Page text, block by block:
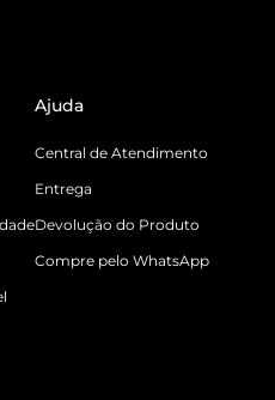
Ajuda
Central de Atendimento
Entrega
Devolução do Produto
Compre pelo WhatsApp